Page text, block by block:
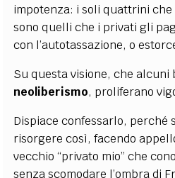
impotenza: i soli quattrini
sono quelli che i privati gli
con l’autotassazione, o
Su questa visione, che alcuni
neoliberismo, proliferano
Dispiace confessarlo, perché
risorgere così, facendo
vecchio “privato mio” che
senza scomodare l’ombra di